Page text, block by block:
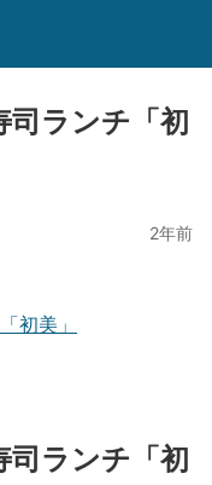
司ランチ「初
2年前
初美」
司ランチ「初